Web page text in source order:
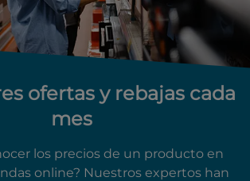
ofertas y rebajas cada
mes
los precios de un producto en
online? Nuestros expertos han